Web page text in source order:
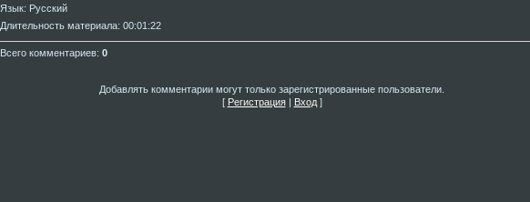
Язык: Русский
Длительность материала: 00:01:22
Всего комментариев: 0
Добавлять комментарии могут только зарегистрированные пользователи.
[ Регистрация| Вход]